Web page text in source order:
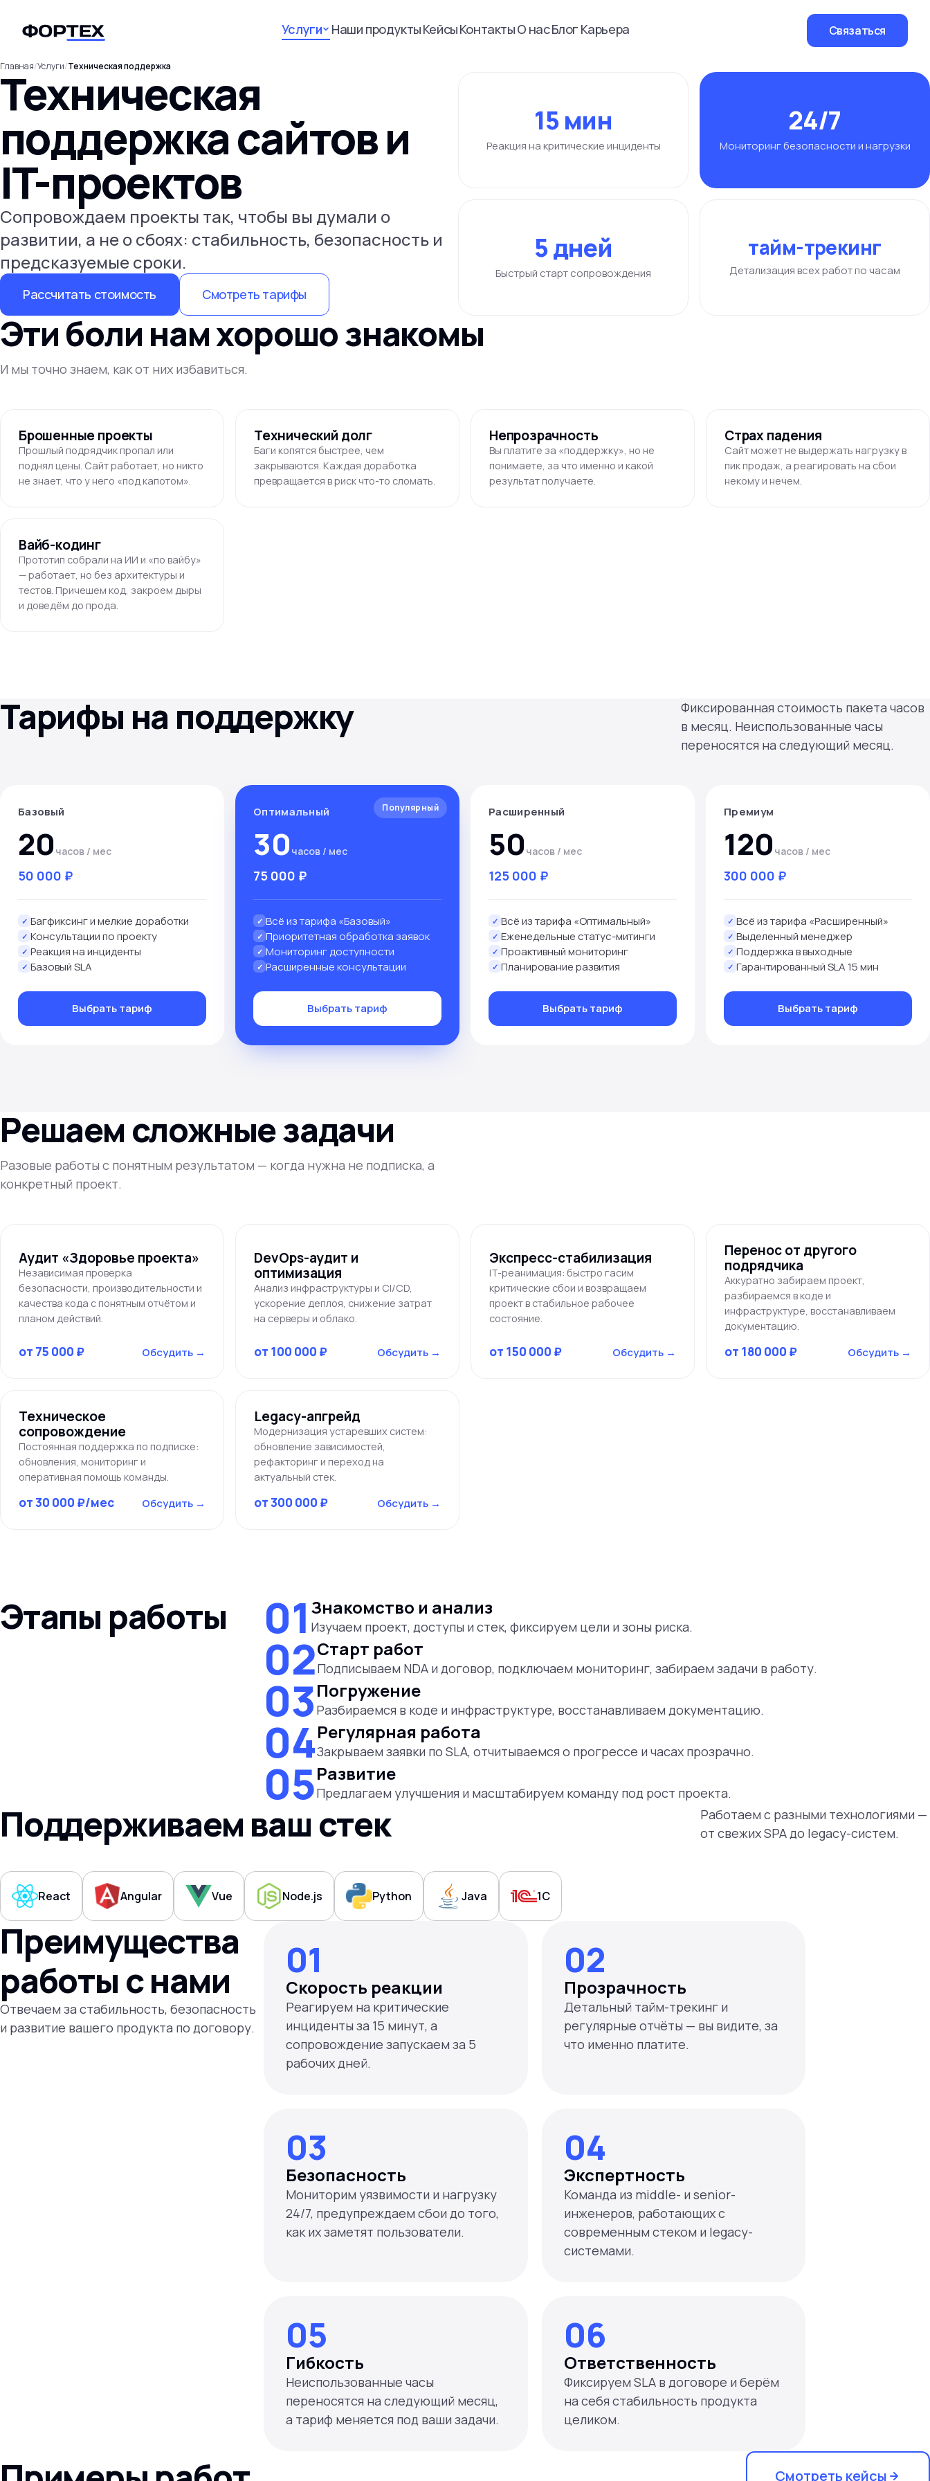
Услуги Наши продуктыКейсыКонтактыО насБлог Карьера Связаться
Главная/Услуги/Техническая поддержка
Техническая
поддержка сайтов и
IT-проектов
Сопровождаем проекты так, чтобы вы думали о
развитии, а не о сбоях: стабильность, безопасность и
предсказуемые сроки.
Рассчитать стоимость Смотреть тарифы
15 мин
Реакция на критические инциденты
24/7
Мониторинг безопасности и нагрузки
5 дней
Быстрый старт сопровождения
тайм-трекинг
Детализация всех работ по часам
Эти боли нам хорошо знакомы
И мы точно знаем, как от них избавиться.
Брошенные проекты
Прошлый подрядчик пропал или
поднял цены. Сайт работает, но никто
не знает, что у него «под капотом».
Технический долг
Баги копятся быстрее, чем
закрываются. Каждая доработка
превращается в риск что-то сломать.
Непрозрачность
Вы платите за «поддержку», но не
понимаете, за что именно и какой
результат получаете.
Страх падения
Сайт может не выдержать нагрузку в
пик продаж, а реагировать на сбои
некому и нечем.
Вайб-кодинг
Прототип собрали на ИИ и «по вайбу»
— работает, но без архитектуры и
тестов. Причешем код, закроем дыры
и доведём до прода.
Тарифы на поддержку
Фиксированная стоимость пакета часов
в месяц. Неиспользованные часы
переносятся на следующий месяц.
Базовый
20 часов / мес
50 000 ₽
✓ Багфиксинг и мелкие доработки
✓ Консультации по проекту
✓ Реакция на инциденты
✓ Базовый SLA
Выбрать тариф
Популярный
Оптимальный
30 часов / мес
75 000 ₽
✓ Всё из тарифа «Базовый»
✓ Приоритетная обработка заявок
✓ Мониторинг доступности
✓ Расширенные консультации
Выбрать тариф
Расширенный
50 часов / мес
125 000 ₽
✓ Всё из тарифа «Оптимальный»
✓ Еженедельные статус-митинги
✓ Проактивный мониторинг
✓ Планирование развития
Выбрать тариф
Премиум
120 часов / мес
300 000 ₽
✓ Всё из тарифа «Расширенный»
✓ Выделенный менеджер
✓ Поддержка в выходные
✓ Гарантированный SLA 15 мин
Выбрать тариф
Решаем сложные задачи
Разовые работы с понятным результатом — когда нужна не подписка, а
конкретный проект.
Аудит «Здоровье проекта»
Независимая проверка
безопасности, производительности и
качества кода с понятным отчётом и
планом действий.
от 75 000 ₽ Обсудить →
DevOps-аудит и
оптимизация
Анализ инфраструктуры и CI/CD,
ускорение деплоя, снижение затрат
на серверы и облако.
от 100 000 ₽ Обсудить →
Экспресс-стабилизация
IT-реанимация: быстро гасим
критические сбои и возвращаем
проект в стабильное рабочее
состояние.
от 150 000 ₽ Обсудить →
Перенос от другого
подрядчика
Аккуратно забираем проект,
разбираемся в коде и
инфраструктуре, восстанавливаем
документацию.
от 180 000 ₽ Обсудить →
Техническое
сопровождение
Постоянная поддержка по подписке:
обновления, мониторинг и
оперативная помощь команды.
от 30 000 ₽/мес Обсудить →
Legacy-апгрейд
Модернизация устаревших систем:
обновление зависимостей,
рефакторинг и переход на
актуальный стек.
от 300 000 ₽ Обсудить →
Этапы работы 01 Знакомство и анализ
Изучаем проект, доступы и стек, фиксируем цели и зоны риска.
02Старт работ
Подписываем NDA и договор, подключаем мониторинг, забираем задачи в работу.
03Погружение
Разбираемся в коде и инфраструктуре, восстанавливаем документацию.
04Регулярная работа
Закрываем заявки по SLA, отчитываемся о прогрессе и часах прозрачно.
05Развитие
Предлагаем улучшения и масштабируем команду под рост проекта.
Поддерживаем ваш стек
Работаем с разными технологиями —
от свежих SPA до legacy-систем.
React Angular Vue Node.js Python Java 1C
Преимущества
работы с нами
Отвечаем за стабильность, безопасность
и развитие вашего продукта по договору.
01
Скорость реакции
Реагируем на критические
инциденты за 15 минут, а
сопровождение запускаем за 5
02
Прозрачность
Детальный тайм-трекинг и
регулярные отчёты — вы видите, за
что именно платите.
03
Безопасность
Мониторим уязвимости и нагрузку
24/7, предупреждаем сбои до того,
как их заметят пользователи.
04
Экспертность
Команда из middle- и senior-
инженеров, работающих с
современным стеком и legacy-
системами.
05
Гибкость
Неиспользованные часы
переносятся на следующий месяц,
06
Ответственность
Фиксируем SLA в договоре и берём
на себя стабильность продукта
целиком.
Смотреть кейсы